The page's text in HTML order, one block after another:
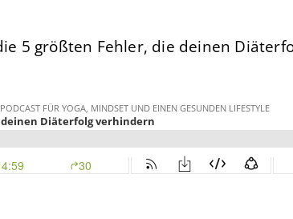
5 größten Fehler, die deinen